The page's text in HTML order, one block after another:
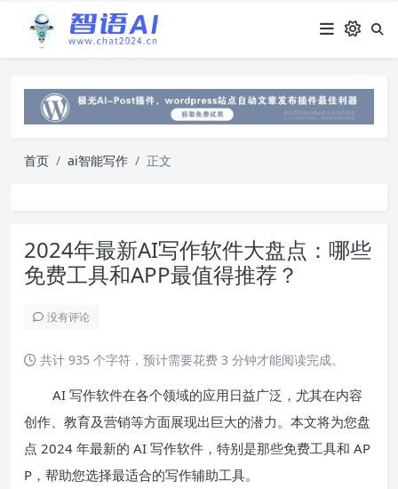
首页 ai智能写作 正文
2024年最新AI写作软件大盘点：哪些
免费工具和APP最值得推荐？
没有评论
共计 935 个字符，预计需要花费 3 分钟才能阅读完成。
AI 写作软件在各个领域的应用日益广泛，尤其在内容
创作、教育及营销等方面展现出巨大的潜力。本文将为您盘
点 2024 年最新的 AI 写作软件，特别是那些免费工具和 AP
P，帮助您选择最适合的写作辅助工具。